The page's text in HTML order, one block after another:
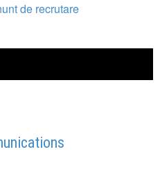
de recrutare